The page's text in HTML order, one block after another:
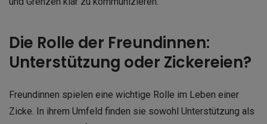
Die Rolle der Freundinnen:
Unterstützung oder Zickereien?
Freundinnen spielen eine wichtige Rolle im Leben einer
Zicke. In ihrem Umfeld finden sie sowohl Unterstützung als